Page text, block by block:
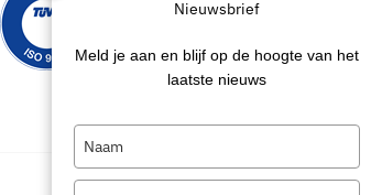
Nieuwsbrief
Meld je aan en blijf op de hoogte van het
laatste nieuws
name